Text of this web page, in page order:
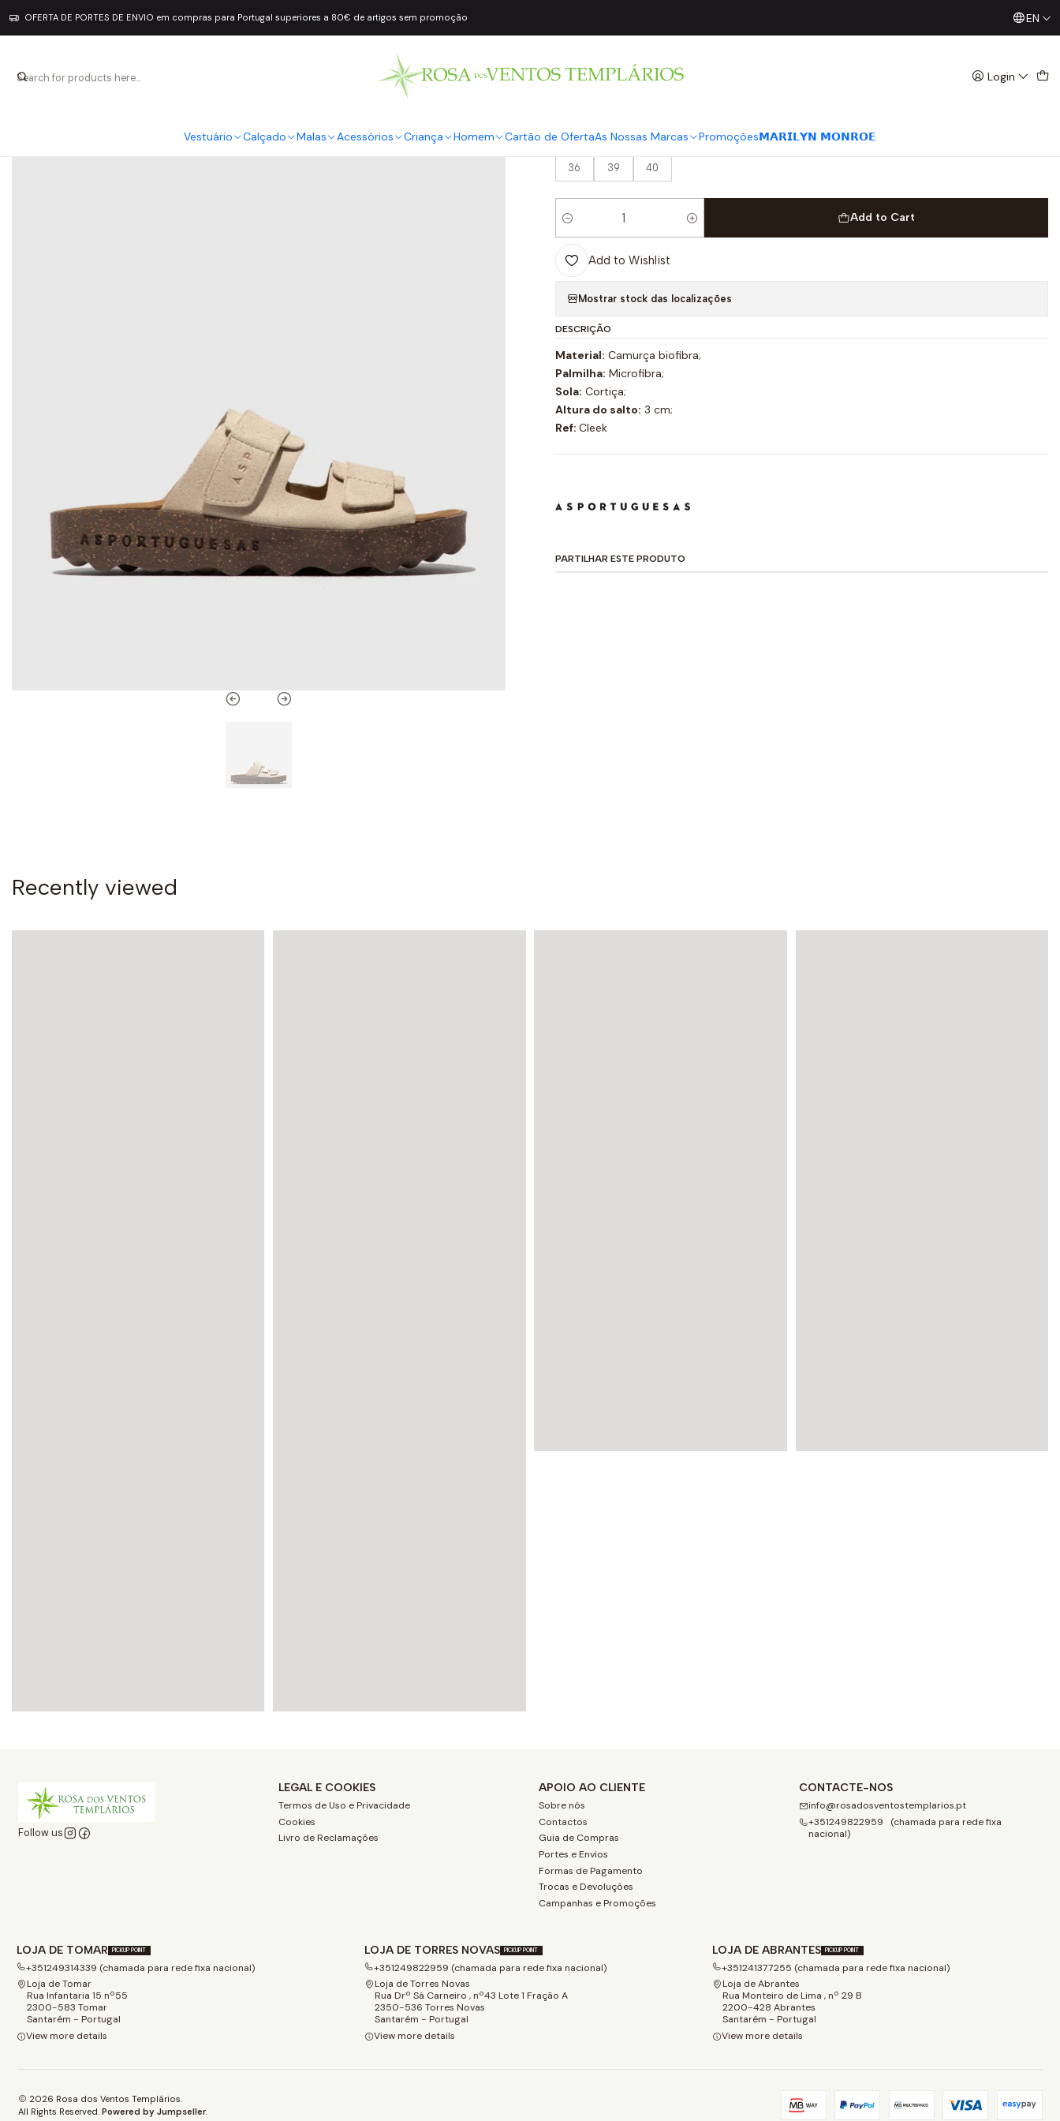
Login
Vestuário Calçado Malas Acessórios Criança Homem Cartão de OfertaAs Nossas Marcas Promoções𝗠𝗔𝗥𝗜𝗟𝗬𝗡 𝗠𝗢𝗡𝗥𝗢𝗘
OFERTA DE PORTES DE ENVIO em compras para Portugal superiores a 80€ de artigos sem promoção Já conhece os nossos Diretos? Todas as Segundas /EN
|
AsPortuguesas
Bege
36 39 40
Quantity
Add to Cart
Add to Wishlist
Mostrar stock das localizações
DESCRIÇÃO
Material: Camurça biofibra;
Palmilha: Microfibra;
Sola: Cortiça;
Altura do salto: 3 cm;
Ref: Cleek
PARTILHAR ESTE PRODUTO
Recently viewed
Follow us
LEGAL E COOKIES
Termos de Uso e Privacidade
Cookies
Livro de Reclamações
APOIO AO CLIENTE
Sobre nós
Contactos
Guia de Compras
Portes e Envios
Formas de Pagamento
Trocas e Devoluções
Campanhas e Promoções
CONTACTE-NOS
info@rosadosventostemplarios.pt
+351249822959 (chamada para rede fixa
nacional)
LOJA DE TOMAR PICKUP POINT
+351249314339 (chamada para rede fixa nacional)
Loja de Tomar
Rua Infantaria 15 nº55
2300-583 Tomar
Santarém - Portugal
View more details
LOJA DE TORRES NOVAS PICKUP POINT
+351249822959 (chamada para rede fixa nacional)
Loja de Torres Novas
Rua Drº Sá Carneiro , nº43 Lote 1 Fração A
2350-536 Torres Novas
Santarém - Portugal
View more details
LOJA DE ABRANTES PICKUP POINT
+351241377255 (chamada para rede fixa nacional)
Loja de Abrantes
Rua Monteiro de Lima , nº 29 B
2200-428 Abrantes
Santarém - Portugal
View more details
2026 Rosa dos Ventos Templários.
All Rights Reserved. Powered by Jumpseller.